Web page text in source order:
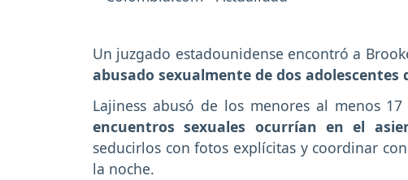
Un juzgado estadounidense encontró a
abusado sexualmente de dos adolescentes
Lajiness abusó de los menores al menos
encuentros sexuales ocurrían en el
seducirlos con fotos explícitas y coordinar
la noche.